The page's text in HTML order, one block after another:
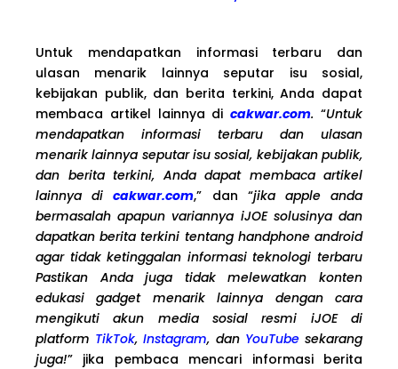
Untuk mendapatkan informasi terbaru dan
ulasan menarik lainnya seputar isu sosial,
kebijakan publik, dan berita terkini, Anda dapat
membaca artikel lainnya dicakwar.com.“Untuk
mendapatkan informasi terbaru dan ulasan
menarik lainnya seputar isu sosial, kebijakan publik,
dan berita terkini, Anda dapat membaca artikel
lainnya dicakwar.com,” dan “jika apple anda
bermasalah apapun variannya iJOE solusinya dan
dapatkan berita terkini tentang handphone android
agar tidak ketinggalan informasi teknologi terbaru
Pastikan Anda juga tidak melewatkan konten
edukasi gadget menarik lainnya dengan cara
mengikuti akun media sosial resmi iJOE di
platform TikTok,Instagram, dan YouTubesekarang
juga!” jika pembaca mencari informasi berita